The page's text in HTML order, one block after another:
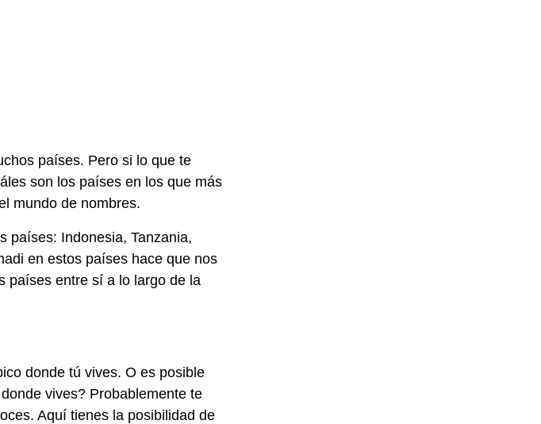
países. Pero si lo que te
son los países en los que más
mundo de nombres.
países: Indonesia, Tanzania,
en estos países hace que nos
países entre sí a lo largo de la
donde tú vives. O es posible
vives? Probablemente te
Aquí tienes la posibilidad de